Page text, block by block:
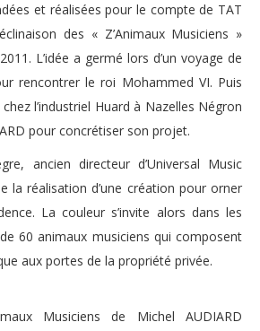
et réalisées pour le compte de TAT
des « Z’Animaux Musiciens »
L’idée a germé lors d’un voyage de
rencontrer le roi Mohammed VI. Puis
l’industriel Huard à Nazelles Négron
pour concrétiser son projet.
ancien directeur d’Universal Music
la réalisation d’une création pour orner
La couleur s’invite alors dans les
60 animaux musiciens qui composent
aux portes de la propriété privée.
Musiciens de Michel AUDIARD